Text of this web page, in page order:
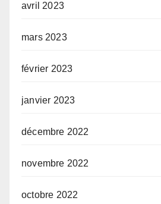
avril 2023
mars 2023
février 2023
janvier 2023
décembre 2022
novembre 2022
octobre 2022